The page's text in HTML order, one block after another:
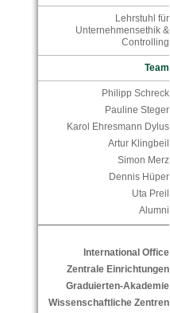
Lehrstuhl für
Unternehmensethik &
Controlling
Team
Philipp Schreck
Pauline Steger
Karol Ehresmann Dylus
Artur Klingbeil
Simon Merz
Dennis Hüper
Uta Preil
Alumni
International Office
Zentrale Einrichtungen
Graduierten-Akademie
Wissenschaftliche Zentren